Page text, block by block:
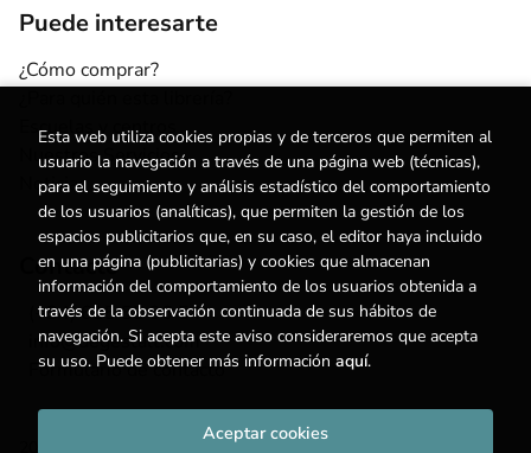
Puede interesarte
¿Cómo comprar?
Escuelas y centros
Nuestros Servicios
Noticias
Contacto
(+34) 615 55 96 54
info@degestalt.com
Formulario de contacto
. Todos los Derechos Reservados |
Esta web utiliza cookies propias y de terceros que permiten al
usuario la navegación a través de una página web (técnicas),
para el seguimiento y análisis estadístico del comportamiento
de los usuarios (analíticas), que permiten la gestión de los
espacios publicitarios que, en su caso, el editor haya incluido
en una página (publicitarias) y cookies que almacenan
información del comportamiento de los usuarios obtenida a
través de la observación continuada de sus hábitos de
navegación. Si acepta este aviso consideraremos que acepta
su uso. Puede obtener más información aquí.
Aceptar cookies